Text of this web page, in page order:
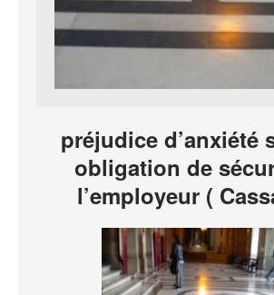
préjudice d’anxiété
obligation de
l’employeur (